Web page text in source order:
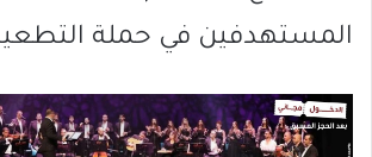
المستهدفين في حملة